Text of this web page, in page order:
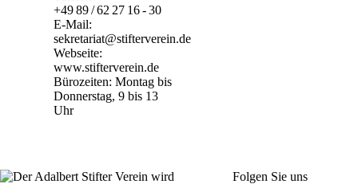
+49 89 / 62 27 16 - 30
E-Mail:
sekretariat@stifterverein.de
Webseite:
www.stifterverein.de
Bürozeiten: Montag bis
Donnerstag, 9 bis 13
Uhr
Folgen Sie uns